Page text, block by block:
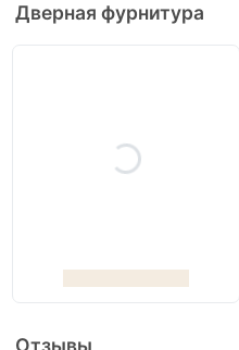
Дверная фурнитура
Отзывы